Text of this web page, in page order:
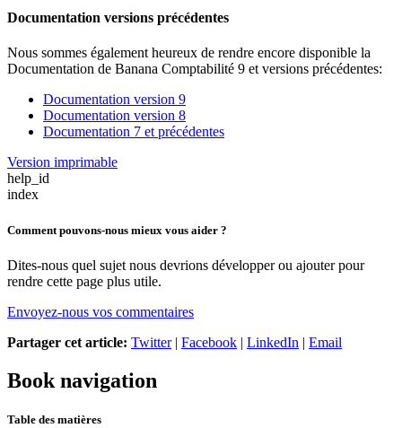
Documentation versions précédentes
Nous sommes également heureux de rendre encore disponible la
Documentation de Banana Comptabilité 9 et versions précédentes:
Documentation version 9
Documentation version 8
Documentation 7 et précédentes
Version imprimable
help_id
index
Comment pouvons-nous mieux vous aider ?
Dites-nous quel sujet nous devrions développer ou ajouter pour
rendre cette page plus utile.
Envoyez-nous vos commentaires
Partager cet article: Twitter| Facebook | LinkedIn | Email
Book navigation
Table des matières